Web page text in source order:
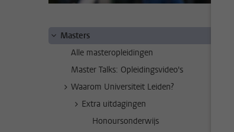
Masters
Alle masteropleidingen
Master Talks: Opleidingsvideo's
Waarom Universiteit Leiden?
Extra uitdagingen
Honoursonderwijs